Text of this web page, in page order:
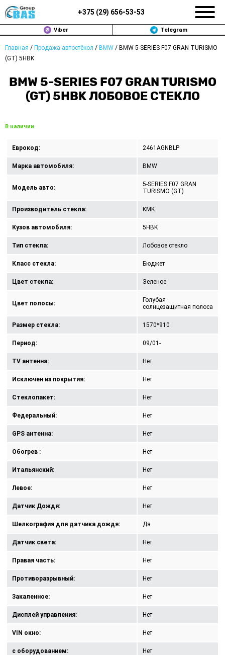
+375 (29) 656-53-53
Viber Telegram
Главная / Продажа автостёкол / BMW / BMW 5-SERIES F07 GRAN TURISMO
(GT) 5HBK
BMW 5-SERIES F07 GRAN TURISMO
(GT) 5HBK ЛОБОВОЕ СТЕКЛО
В наличии
Еврокод: 2461AGNBLP
Марка автомобиля: BMW
Модель авто:
5-SERIES F07 GRAN
TURISMO (GT)
Производитель стекла: KMK
Кузов автомобиля: 5HBK
Тип стекла: Лобовое стекло
Класс стекла: Бюджет
Цвет стекла: Зеленое
Цвет полосы:
Голубая
солнцезащитная полоса
Размер стекла: 1570*910
Период: 09/01-
TV антенна: Нет
Исключен из покрытия: Нет
Стеклопакет: Нет
Федеральный: Нет
GPS антенна: Нет
Обогрев : Нет
Итальянский: Нет
Левое: Нет
Датчик Дождя: Нет
Шелкография для датчика дождя: Да
Датчик света: Нет
Правая часть: Нет
Противоразрывный: Нет
Закаленное: Нет
Дисплей управления: Нет
VIN окно: Нет
с оборудованием: Нет
ЗАМЕНА АВТОСТЕКОЛ В МИНСКЕ
ПРОДАЖА АВТОСТЁКОЛ
РЕМОНТ
ДОП. УСЛУГИ
ВОПРОС-ОТВЕТ
КОНТАКТЫ